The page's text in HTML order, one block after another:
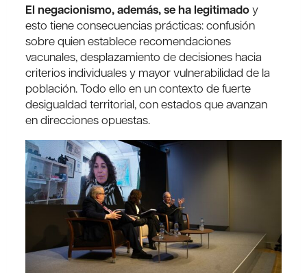
El negacionismo, además, se ha legitimadoy
esto tiene consecuencias prácticas: confusión
sobre quien establece recomendaciones
vacunales, desplazamiento de decisiones hacia
criterios individuales y mayor vulnerabilidad de la
población. Todo ello en un contexto de fuerte
desigualdad territorial, con estados que avanzan
en direcciones opuestas.